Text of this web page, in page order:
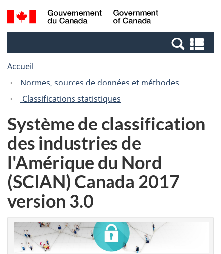
Passer
au
Passer
à
Canada
Recherche
et
et
Accueil
Normes, sources de données et méthodes
Classifications statistiques
Système de classification
des industries de
l'Amérique du Nord
(SCIAN) Canada 2017
version 3.0